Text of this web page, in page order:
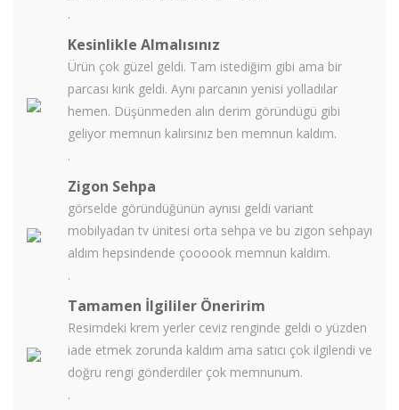
.
Kesinlikle Almalısınız
Ürün çok güzel geldi. Tam istediğim gibi ama bir
parcası kırık geldi. Aynı parcanın yenisi yolladılar
hemen. Düşünmeden alın derim göründügü gibi
geliyor memnun kalırsınız ben memnun kaldım.
.
Zigon Sehpa
görselde göründüğünün aynısı geldi variant
mobilyadan tv ünitesi orta sehpa ve bu zigon sehpayı
aldım hepsindende çoooook memnun kaldım.
.
Tamamen İlgililer Öneririm
Resimdeki krem yerler ceviz renginde geldi o yüzden
iade etmek zorunda kaldım ama satıcı çok ilgilendi ve
doğru rengi gönderdiler çok memnunum.
.